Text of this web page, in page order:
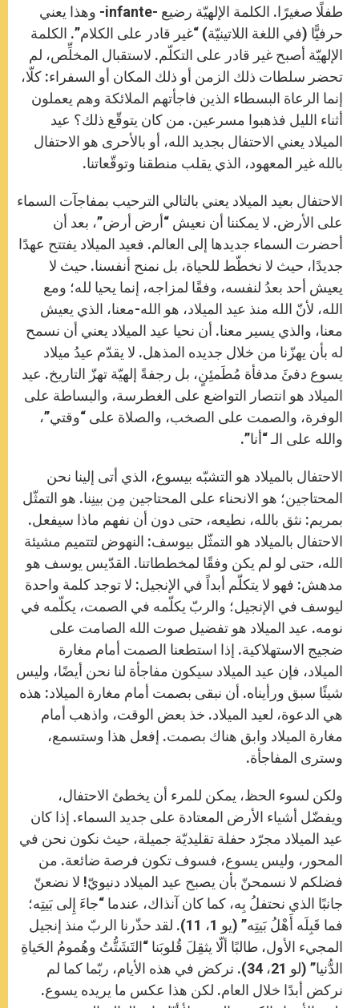
طفلًا صغيرًا. الكلمة الإلهيّة رضيع -infante- وهذا يعني
حرفيًّا (في اللغة اللاتينيّة) “غير قادر على الكلام”. الكلمة
الإلهيّة أصبح غير قادر على التكلّم. لاستقبال المخلِّص، لم
تحضر سلطات ذلك الزمن أو ذلك المكان أو السفراء: كلّا،
إنما الرعاة البسطاء الذين فاجأتهم الملائكة وهم يعملون
أثناء الليل فذهبوا مسرعين. من كان يتوقّع ذلك؟ عيد
الميلاد يعني الاحتفال بجديد الله، أو بالأحرى هو الاحتفال
بالله غير المعهود، الذي يقلب منطقنا وتوقّعاتنا.
الاحتفال بعيد الميلاد يعني بالتالي الترحيب بمفاجآت السماء
على الأرض. لا يمكننا أن نعيش “أرض أرض”، بعد أن
أحضرت السماء جديدها إلى العالم. فعيد الميلاد يفتتح عهدًا
جديدًا، حيث لا نخطّط للحياة، بل نمنح أنفسنا. حيث لا
يعيش أحد بعدُ لنفسه، وفقًا لمزاجه، إنما يحيا لله؛ ومع
الله، لأنّ الله منذ عيد الميلاد، هو الله-معنا، الذي يعيش
معنا، والذي يسير معنا. أن نحيا عيد الميلاد يعني أن نسمح
له بأن يهزّنا من خلال جديده المذهل. لا يقدّم عيدُ ميلاد
يسوع دفئَ مدفأة مُطَمئِنٍ، بل رجفةً إلهيّة تهزّ التاريخ. عيد
الميلاد هو انتصار التواضع على الغطرسة، والبساطة على
الوفرة، والصمت على الصخب، والصلاة على “وقتي”،
والله على الـ “أنا”.
الاحتفال بالميلاد هو التشبّه بيسوع، الذي أتى إلينا نحن
المحتاجين؛ هو الانحناء على المحتاجين مِن بينِنا. هو التمثّل
بمريم: نثق بالله، نطيعه، حتى دون أن نفهم ماذا سيفعل.
الاحتفال بالميلاد هو التمثّل بيوسف: النهوض لتتميم مشيئة
الله، حتى لو لم يكن وفقًا لمخططاتنا. القدّيس يوسف هو
مدهش: فهو لا يتكلّم أبداً في الإنجيل: لا توجد كلمة واحدة
ليوسف في الإنجيل؛ والربّ يكلّمه في الصمت، يكلّمه في
نومه. عيد الميلاد هو تفضيل صوت الله الصامت على
ضجيج الاستهلاكية. إذا استطعنا الصمت أمام مغارة
الميلاد، فإن عيد الميلاد سيكون مفاجأة لنا نحن أيضًا، وليس
شيئًا سبق ورأيناه. أن نبقى بصمت أمام مغارة الميلاد: هذه
هي الدعوة، لعيد الميلاد. خذ بعض الوقت، واذهب أمام
مغارة الميلاد وابق هناك بصمت. إفعل هذا وستسمع،
وسترى المفاجأة.
ولكن لسوء الحظ، يمكن للمرء أن يخطئ الاحتفال،
ويفضّل أشياء الأرض المعتادة على جديد السماء. إذا كان
عيد الميلاد مجرّد حفلة تقليديّة جميلة، حيث نكون نحن في
المحور، وليس يسوع، فسوف تكون فرصة ضائعة. من
فضلكم لا نسمحنّ بأن يصبح عيد الميلاد دنيويّ! لا نضعنّ
جانبًا الذي نحتفلُ بِه، كما كان آنذاك، عندما “جاءَ إِلى بَيتِه؛
فما قَبِلَه أَهْلُ بَيتِه” (يو 1، 11). لقد حذّرنا الربّ منذ إنجيل
المجيء الأول، طالبًا ألّا يثقِلَ قُلوبَنا “التَشَتُّتُ وهُمومُ الحَياةِ
الدُّنيا” (لو 21، 34). نركض في هذه الأيام، ربّما كما لم
نركض أبدًا خلال العام. لكن هذا عكس ما يريده يسوع.